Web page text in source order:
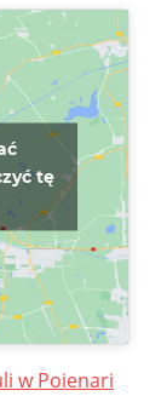
tę
w Poienari